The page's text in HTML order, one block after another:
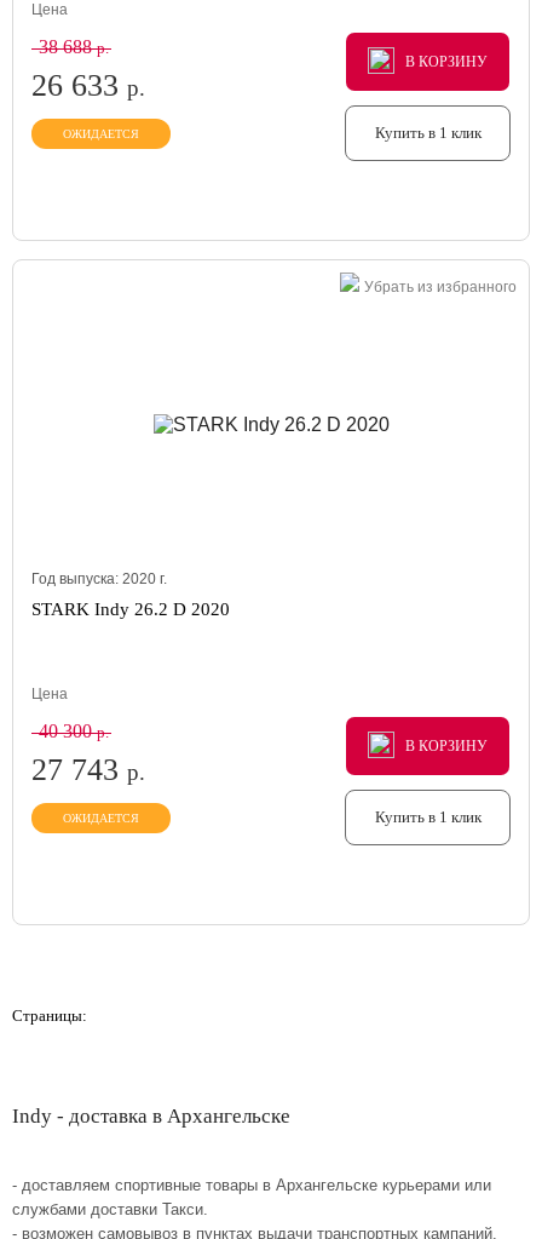
Цена
38 688р.
26 633 р.
ОЖИДАЕТСЯ
В КОРЗИНУ
В КОРЗИНУ
В КОРЗИНУ
Купить в 1 клик
Убрать из избранного
Год выпуска: 2020 г.
STARK Indy 26.2 D 2020
Цена
40 300р.
27 743 р.
ОЖИДАЕТСЯ
В КОРЗИНУ
В КОРЗИНУ
В КОРЗИНУ
Купить в 1 клик
Страницы:
Indy - доставка в Архангельске
- доставляем спортивные товары в Архангельске курьерами или
службами доставки Такси.
- возможен самовывоз в пунктах выдачи транспортных кампаний.